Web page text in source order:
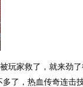
玩家救了，就来劲
了，热血传奇连击